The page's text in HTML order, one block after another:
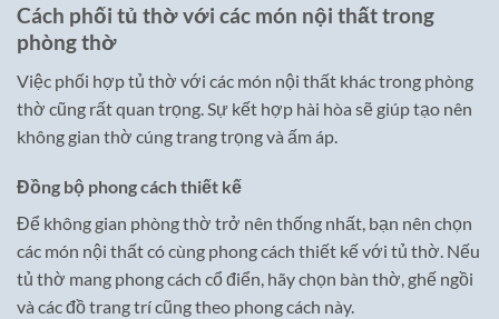
Cách phối tủ thờ với các món nội thất trong
phòng thờ
Việc phối hợp tủ thờ với các món nội thất khác trong phòng
thờ cũng rất quan trọng. Sự kết hợp hài hòa sẽ giúp tạo nên
không gian thờ cúng trang trọng và ấm áp.
Đồng bộ phong cách thiết kế
Để không gian phòng thờ trở nên thống nhất, bạn nên chọn
các món nội thất có cùng phong cách thiết kế với tủ thờ. Nếu
tủ thờ mang phong cách cổ điển, hãy chọn bàn thờ, ghế ngồi
và các đồ trang trí cũng theo phong cách này.